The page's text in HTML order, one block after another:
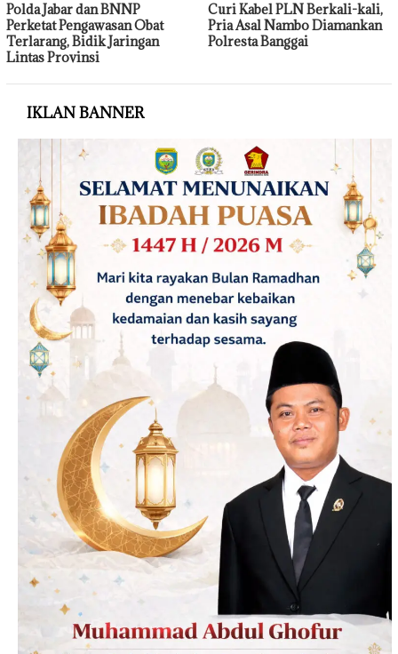
Polda Jabar dan BNNP
Perketat Pengawasan Obat
Terlarang, Bidik Jaringan
Lintas Provinsi
Curi Kabel PLN Berkali-kali,
Pria Asal Nambo Diamankan
Polresta Banggai
IKLAN BANNER